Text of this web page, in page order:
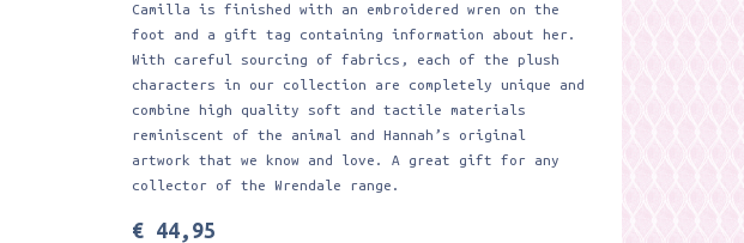
Camilla is finished with an embroidered wren on the
foot and a gift tag containing information about her.
With careful sourcing of fabrics, each of the plush
characters in our collection are completely unique and
combine high quality soft and tactile materials
reminiscent of the animal and Hannah’s original
artwork that we know and love. A great gift for any
collector of the Wrendale range.
€ 44,95